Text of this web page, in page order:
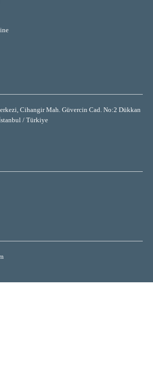
Cihangir Mah. Güvercin Cad. No:2 Dükkan
/ Türkiye